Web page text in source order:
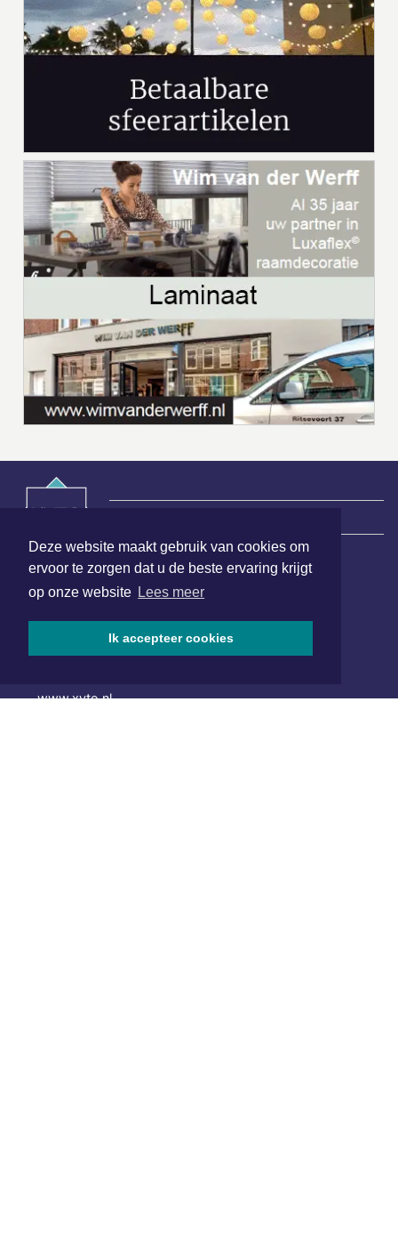
Deze website maakt gebruik van cookies om
ervoor te zorgen dat u de beste ervaring krijgt
op onze website Lees meer
Ik accepteer cookies
Hoofdvestiging:
van Benthuizenlaan 1
1701 BZ Heerhugowaard
072 8200 600
www.xyto.nl